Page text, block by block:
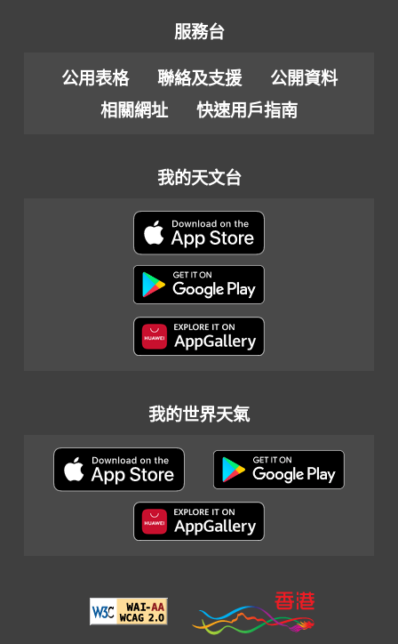
服務台
公用表格 聯絡及支援
公開資料
相關網址
快速用戶指南
我的天文台
我的世界天氣